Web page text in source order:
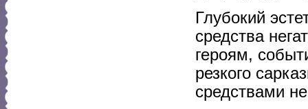
Глубокий
средства
героям,
резкого
средствами